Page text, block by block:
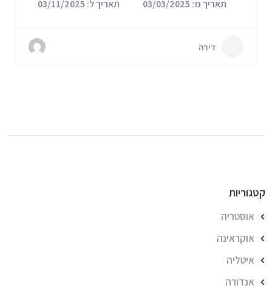
תאריך מ: 03/03/2025
תאריך ל: 03/11/2025
דירה
קטגוריות
אוסטריה
אוקראינה
איטליה
אנדורה